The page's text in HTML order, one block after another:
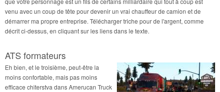
venu avec un coup de tête pour devenir un vrai chauffeur de camion et de
démarrer ma propre entreprise. Télécharger triche pour de l'argent, comme
décrit ci-dessus, en cliquant sur les liens dans le texte.
ATS formateurs
Eh bien, et le troisième, peut-être la
moins confortable, mais pas moins
efficace chiterstva dans Amerucan Truck